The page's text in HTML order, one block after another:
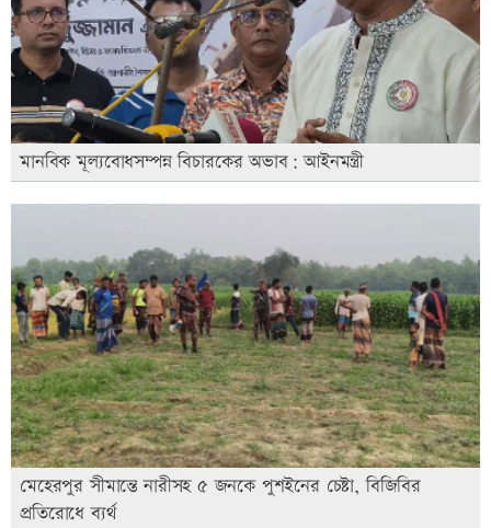
মানবিক মূল্যবোধসম্পন্ন বিচারকের অভাব: আইনমন্ত্রী
মেহেরপুর সীমান্তে নারীসহ ৫ জনকে পুশইনের চেষ্টা, বিজিবির
প্রতিরোধে ব্যর্থ